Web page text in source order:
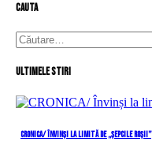
cauta
Caută
după:
Ultimele stiri
CRONICA/ Învinși la limită de „Șepcile Roșii”